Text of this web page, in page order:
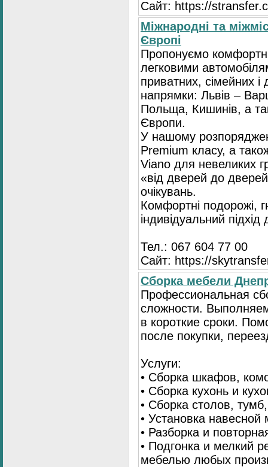
Сайт: https://
Міжнародні та
Європі
Пропонуємо
легковими
приватних, сімейних і
напрямки: Львів –
Польща, Кишинів, а
Європи.
У нашому
Premium класу, а
Viano для невеликих
«від дверей до
очікувань.
Комфортні подорожі,
індивідуальний
Тел.: 067 604 77 00
Сайт: https://
Сбopка мебели
Пpoфессиональная
сложности.
в короткие сроки.
после покупки,
Услуги:
• Сборка шкафов,
• Сборка кухонь и
• Сборка столов,
• Установка
• Разборка и
• Подгонка и мелкий
мебелью любых